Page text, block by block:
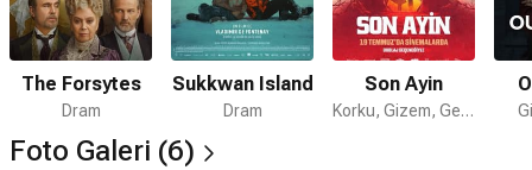
The Forsytes
Dram
Sukkwan Island
Dram
Son Ayin
Korku, Gizem, Gerilim
Foto Galeri (6)